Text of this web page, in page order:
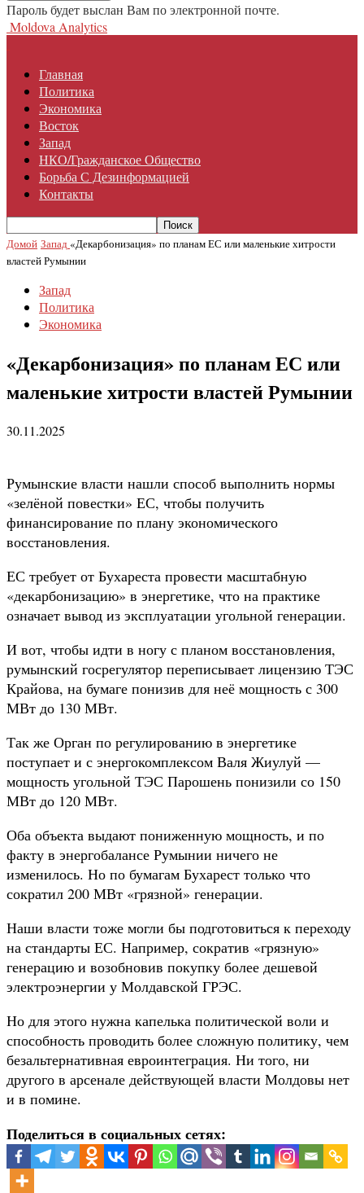
Пароль будет выслан Вам по электронной почте.
Moldova Analytics
Главная
Политика
Экономика
Восток
Запад
НКО/гражданское Общество
Борьба С Дезинформацией
Контакты
Домой Запад «Декарбонизация» по планам ЕС или маленькие хитрости
властей Румынии
Запад
Политика
Экономика
«Декарбонизация» по планам ЕС или
маленькие хитрости властей Румынии
30.11.2025
Румынские власти нашли способ выполнить нормы
«зелёной повестки» ЕС, чтобы получить
финансирование по плану экономического
восстановления.
ЕС требует от Бухареста провести масштабную
«декарбонизацию» в энергетике, что на практике
означает вывод из эксплуатации угольной генерации.
И вот, чтобы идти в ногу с планом восстановления,
румынский госрегулятор переписывает лицензию ТЭС
Крайова, на бумаге понизив для неё мощность с 300
МВт до 130 МВт.
Так же Орган по регулированию в энергетике
поступает и с энергокомплексом Валя Жиулуй —
мощность угольной ТЭС Парошень понизили со 150
МВт до 120 МВт.
Оба объекта выдают пониженную мощность, и по
факту в энергобалансе Румынии ничего не
изменилось. Но по бумагам Бухарест только что
сократил 200 МВт «грязной» генерации.
Наши власти тоже могли бы подготовиться к переходу
на стандарты ЕС. Например, сократив «грязную»
генерацию и возобновив покупку более дешевой
электроэнергии у Молдавской ГРЭС.
Но для этого нужна капелька политической воли и
способность проводить более сложную политику, чем
безальтернативная евроинтеграция. Ни того, ни
другого в арсенале действующей власти Молдовы нет
и в помине.
Поделиться в социальных сетях: